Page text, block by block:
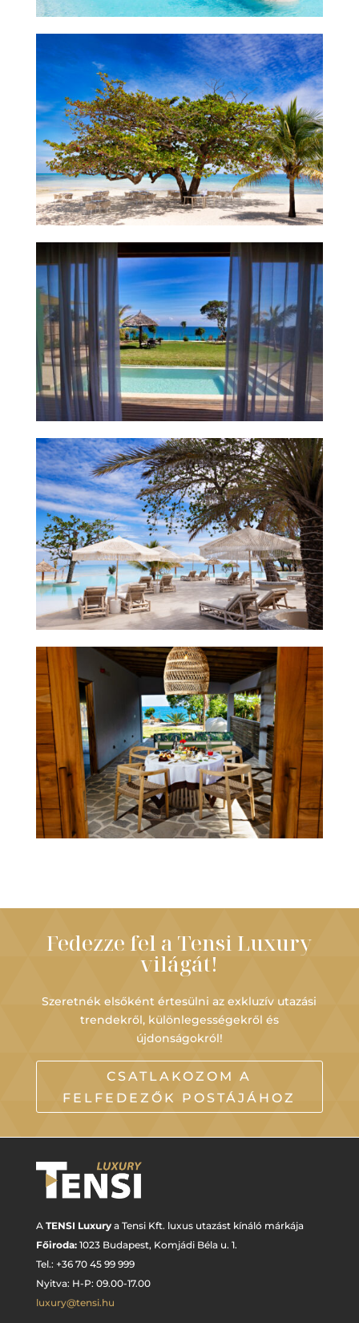
Fedezze fel a Tensi Luxury
világát!
Szeretnék elsőként értesülni az exkluzív utazási
trendekről, különlegességekről és
újdonságokról!
CSATLAKOZOM A
FELFEDEZŐK POSTÁJÁHOZ
A TENSI Luxurya Tensi Kft. luxus utazást kínáló márkája
Főiroda: 1023 Budapest, Komjádi Béla u. 1.
Tel.: +36 70 45 99 999
Nyitva: H-P: 09.00-17.00
luxury@tensi.hu